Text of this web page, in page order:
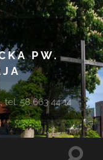
PW.
tel. 58 663 44 14